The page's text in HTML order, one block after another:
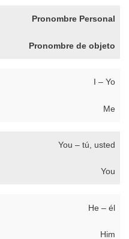
Pronombre Personal
Pronombre de objeto
I – Yo
Me
You – tú, usted
You
He – él
Him